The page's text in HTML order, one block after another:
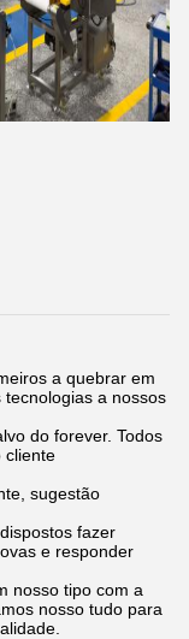
a quebrar em
a nossos
do forever. Todos
cliente
sugestão
fazer
e responder
nosso tipo com a
nosso tudo para